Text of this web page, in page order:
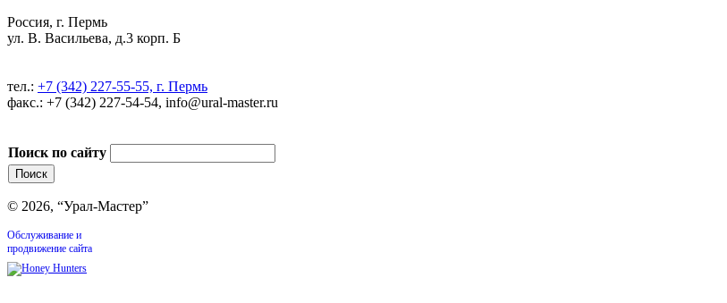
Россия, г. Пермь
ул. В. Васильева, д.3 корп. Б
тел.: +7 (342) 227-55-55, г. Пермь
факс.: +7 (342) 227-54-54, info@ural-master.ru
Поиск по сайту
© 2026, “Урал-Мастер”
Обслуживание и
продвижение сайта